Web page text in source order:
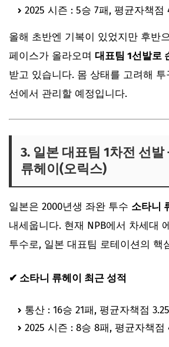
2025 시즌 : 5승 7패, 평균자책점
올해 초반엔 기복이 있었지만 후반
페이스가 올라오며 대표팀 1선발로
받고 있습니다. 몸 상태를 고려해 투
선에서 관리할 예정입니다.
3. 일본 대표팀 1차전 선발
류헤이(오릭스)
일본은 2000년생 좌완 투수 소타니
내세웁니다. 현재 NPB에서 차세대
투수로, 일본 대표팀 로테이션의 핵
✔ 소타니 류헤이 최근 성적
통산 : 16승 21패, 평균자책점 3.25
2025 시즌 : 8승 8패, 평균자책점